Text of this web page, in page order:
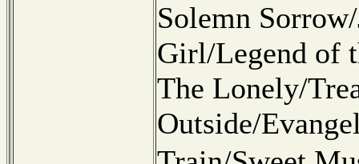
Solemn
Girl/Legend of
The Lonely/
Outside/